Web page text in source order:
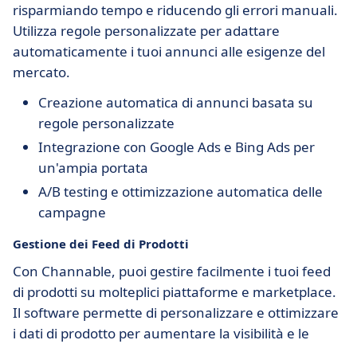
risparmiando tempo e riducendo gli errori manuali.
Utilizza regole personalizzate per adattare
automaticamente i tuoi annunci alle esigenze del
mercato.
Creazione automatica di annunci basata su
regole personalizzate
Integrazione con Google Ads e Bing Ads per
un'ampia portata
A/B testing e ottimizzazione automatica delle
campagne
Gestione dei Feed di Prodotti
Con Channable, puoi gestire facilmente i tuoi feed
di prodotti su molteplici piattaforme e marketplace.
Il software permette di personalizzare e ottimizzare
i dati di prodotto per aumentare la visibilità e le